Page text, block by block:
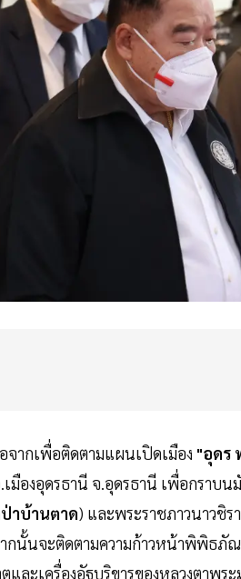
ากเพื่อติดตามแผนเปิดเมือง "อุดร
องอุดรธานี จ.อุดรธานี เพื่อกราบน
าบ้านตาด) และพระราชภาวนาวชิ
กนั้นจะติดตามความก้าวหน้าพิพิธภั
ละเครื่องอัฐบริขารของหลวงตาพ